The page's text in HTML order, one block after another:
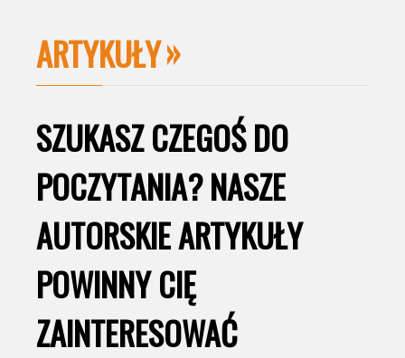
ARTYKUŁY
SZUKASZ CZEGOŚ DO
POCZYTANIA? NASZE
AUTORSKIE ARTYKUŁY
POWINNY CIĘ
ZAINTERESOWAĆ